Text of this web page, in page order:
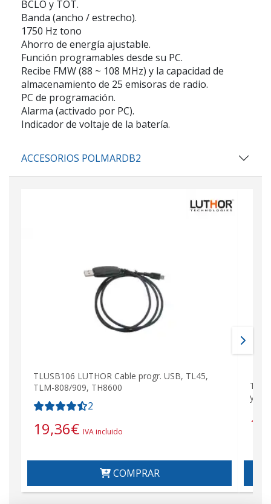
BCLO y TOT.
Banda (ancho / estrecho).
1750 Hz tono
Ahorro de energía ajustable.
Función programables desde su PC.
Recibe FMW (88 ~ 108 MHz) y la capacidad de
almacenamiento de 25 emisoras de radio.
PC de programación.
Alarma (activado por PC).
Indicador de voltaje de la batería.
ACCESORIOS POLMARDB2
TLUSB106 LUTHOR Cable progr. USB, TL45,
TLM-808/909, TH8600
2
19,36€ IVA incluido
COMPRAR
y